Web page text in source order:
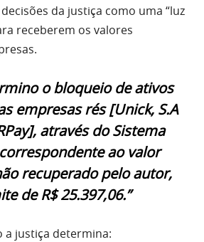
da justiça como uma “luz
receberem os valores
o bloqueio de ativos
empresas rés [Unick, S.A
, através do Sistema
ao valor
recuperado pelo autor,
de R$ 25.397,06.”
a justiça determina: